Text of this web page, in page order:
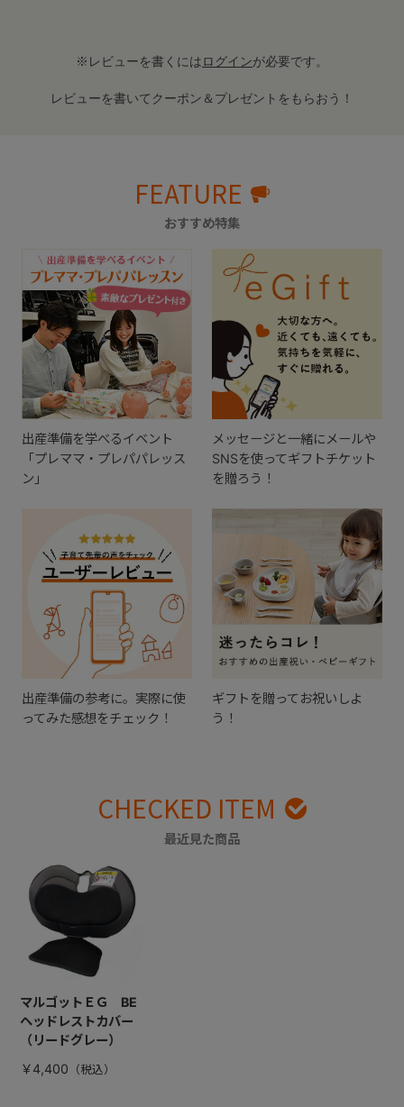
※レビューを書くにはログインが必要です。
レビューを書いてクーポン＆プレゼントをもらおう！
FEATURE
おすすめ特集
出産準備を学べるイベント
「プレママ・プレパパレッス
ン」
メッセージと一緒にメールや
SNSを使ってギフトチケット
を贈ろう！
出産準備の参考に。実際に使
ってみた感想をチェック！
ギフトを贈ってお祝いしよ
う！
CHECKED ITEM
最近見た商品
マルゴットＥＧ BE
ヘッドレストカバー
（リードグレー）
￥4,400